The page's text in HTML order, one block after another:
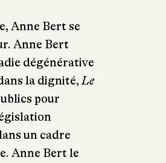
Anne Bert se
Anne Bert
dégénérative
la dignité,Le
pour
un cadre
Anne Bert le